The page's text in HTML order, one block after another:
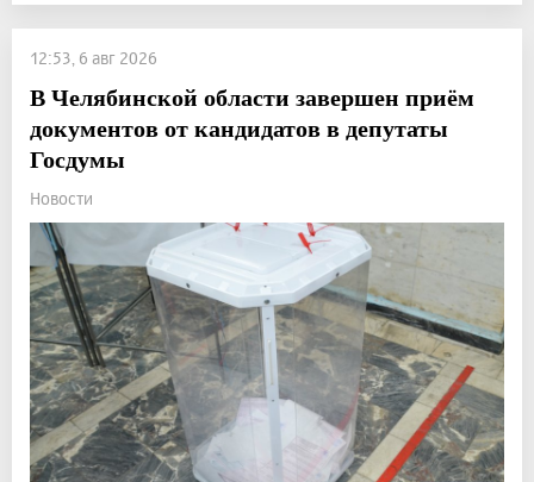
12:53, 6 авг 2026
В Челябинской области завершен приём
документов от кандидатов в депутаты
Госдумы
Новости